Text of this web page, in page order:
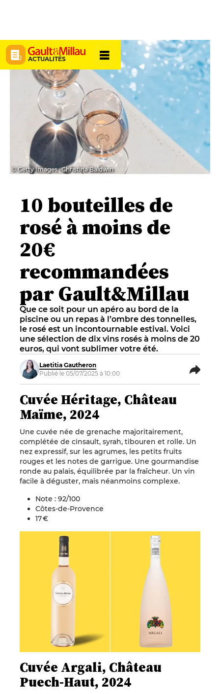
ACTUALITÉS
© Getty Images -Christina Baldwin
10 bouteilles de
rosé à moins de
20€
recommandées
par Gault&Millau
Que ce soit pour un apéro au bord de la
piscine ou un repas à l’ombre des tonnelles,
le rosé est un incontournable estival. Voici
une sélection de dix vins rosés à moins de 20
euros, qui vont sublimer votre été.
Laetitia Gautheron
Publié le 05/07/2025 à 10:00
Cuvée Héritage, Château
Maïme, 2024
Une cuvée née de grenache majoritairement,
complétée de cinsault, syrah, tibouren et rolle. Un
nez expressif, sur les agrumes, les petits fruits
rouges et les notes de garrigue. Une gourmandise
ronde au palais, équilibrée par la fraîcheur. Un vin
facile à déguster, mais néanmoins complexe.
Note : 92/100
Côtes-de-Provence
17 €
Cuvée Argali, Château
Puech-Haut, 2024